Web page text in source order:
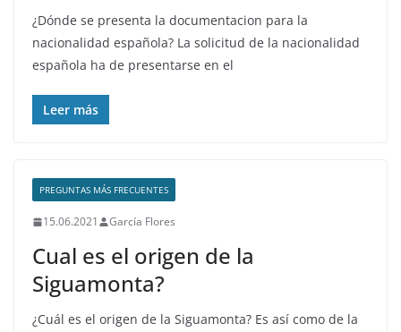
¿Dónde se presenta la documentacion para la
nacionalidad española? La solicitud de la nacionalidad
española ha de presentarse en el
Leer más
PREGUNTAS MÁS FRECUENTES
15.06.2021 García Flores
Cual es el origen de la
Siguamonta?
¿Cuál es el origen de la Siguamonta? Es así como de la